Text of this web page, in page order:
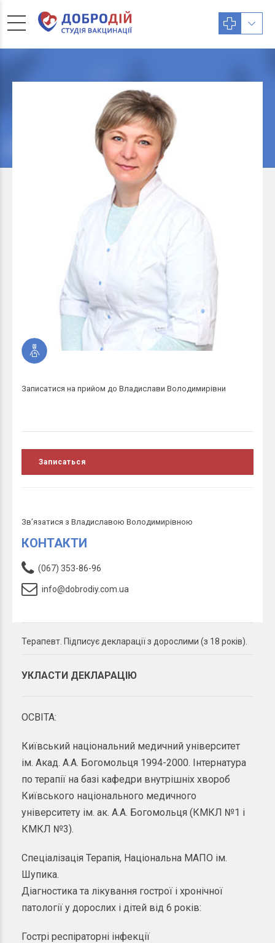
ЛАВРИНЕНКО ВЛАДИСЛАВА
ВОЛОДИМИРІВНА
Записатися на прийом до Владислави Володимирівни
Записаться
Зв’язатися з Владиславою Володимирівною
КОНТАКТИ
(067) 353-86-96
info@dobrodiy.com.ua
Терапевт. Підписує декларації з дорослими (з 18 років).
УКЛАСТИ ДЕКЛАРАЦІЮ
ОСВІТА:
Київський національний медичний університет
ім. Акад. А.А. Богомольця 1994-2000. Інтернатура
по терапії на базі кафедри внутрішніх хвороб
Київського національного медичного
університету ім. ак. А.А. Богомольця (КМКЛ №1 і
КМКЛ №3).
Спеціалізація Терапія, Національна МАПО ім.
Шупика.
Діагностика та лікування гострої і хронічної
патології у дорослих і дітей від 6 років:
Гострі респіраторні інфекції